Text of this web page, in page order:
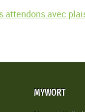
attendons avec
MYWORT